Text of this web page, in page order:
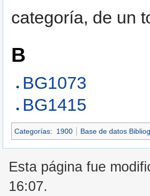
categoría, de un
B
BG1073
BG1415
Categorías: 1900 Base de datos
Esta página fue
16:07.